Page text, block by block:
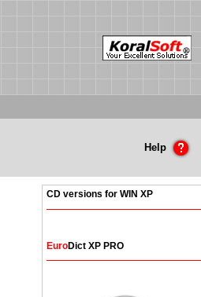
Help
CD versions for WIN XP
EuroDict XP PRO